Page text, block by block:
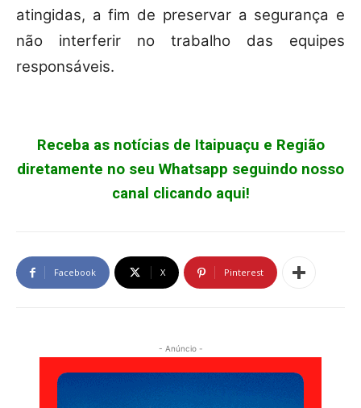
atingidas, a fim de preservar a segurança e
não interferir no trabalho das equipes
responsáveis.
Receba as notícias de Itaipuaçu e Região
diretamente no seu Whatsapp seguindo nosso
canal clicando aqui!
Facebook X Pinterest
- Anúncio -